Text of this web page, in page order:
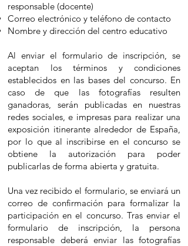
responsable (docente)
Correo electrónico y teléfono de contacto
Nombre y dirección del centro educativo
Al enviar el formulario de inscripción, se
aceptan los términos y condiciones
establecidos en las bases del concurso. En
caso de que las fotografías resulten
ganadoras, serán publicadas en nuestras
redes sociales, e impresas para realizar una
exposición itinerante alrededor de España,
por lo que al inscribirse en el concurso se
obtiene la autorización para poder
publicarlas de forma abierta y gratuita.
Una vez recibido el formulario, se enviará un
correo de confirmación para formalizar la
participación en el concurso. Tras enviar el
formulario de inscripción, la persona
responsable deberá enviar las fotografías